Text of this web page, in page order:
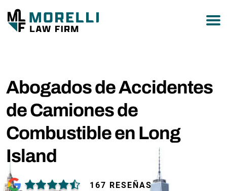
Abogados de Accidentes
de Camiones de
Combustible en Long
Island
167 RESEÑAS